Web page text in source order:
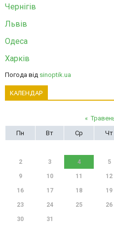
Чернігів
Львів
Одеса
Харків
Погода від sinoptik.ua
КАЛЕНДАР
«
Пн
Вт Ср Чт
2 3 4 5
9 10 11 12
16 17 18 19
23 24 25 26
30 31